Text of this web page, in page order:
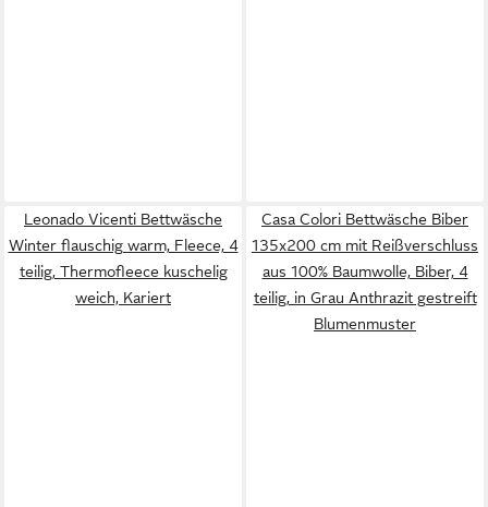
Leonado Vicenti Bettwäsche
Winter flauschig warm, Fleece, 4
teilig, Thermofleece kuschelig
weich, Kariert
Casa Colori Bettwäsche Biber
135x200 cm mit Reißverschluss
aus 100% Baumwolle, Biber, 4
teilig, in Grau Anthrazit gestreift
Blumenmuster